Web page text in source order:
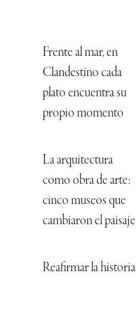
Frente al mar, en
Clandestino cada
plato encuentra su
propio momento
La arquitectura
como obra de arte:
cinco museos que
cambiaron el paisaje
Reafirmar la historia